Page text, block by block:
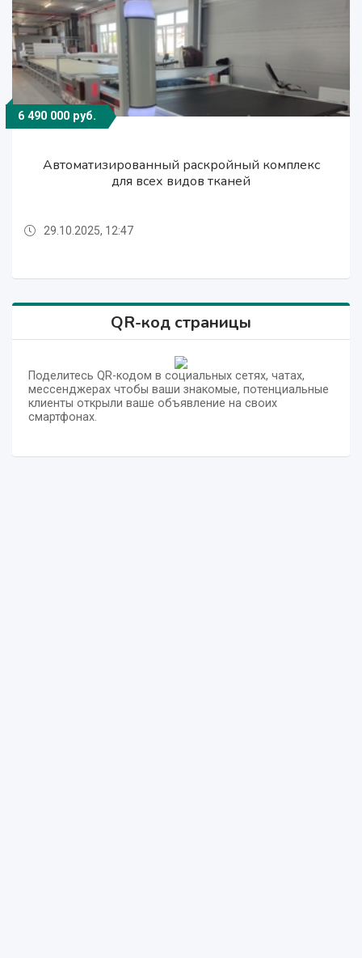
6 490 000 руб.
Автоматизированный раскройный комплекс
для всех видов тканей
6 490 000 руб.
Автоматизированный раскройный комплекс
для всех видов тканей
6 490 000 руб.
Автоматизированный раскройный комплекс
для всех видов тканей
29.10.2025, 12:47
QR-код страницы
Поделитесь QR-кодом в социальных сетях, чатах,
мессенджерах чтобы ваши знакомые, потенциальные
клиенты открыли ваше объявление на своих
смартфонах.